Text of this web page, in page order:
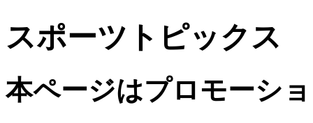
スポーツトピックス
本ページはプロモーシ